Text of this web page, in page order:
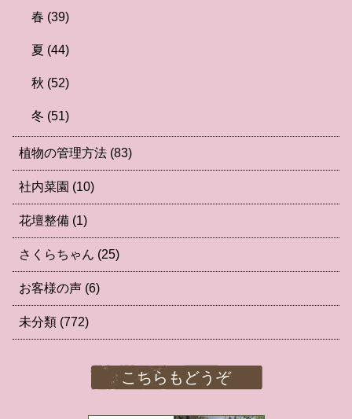
春 (39)
夏 (44)
秋 (52)
冬 (51)
植物の管理方法 (83)
社内菜園 (10)
花壇整備 (1)
さくらちゃん (25)
お客様の声 (6)
未分類 (772)
こちらもどうぞ